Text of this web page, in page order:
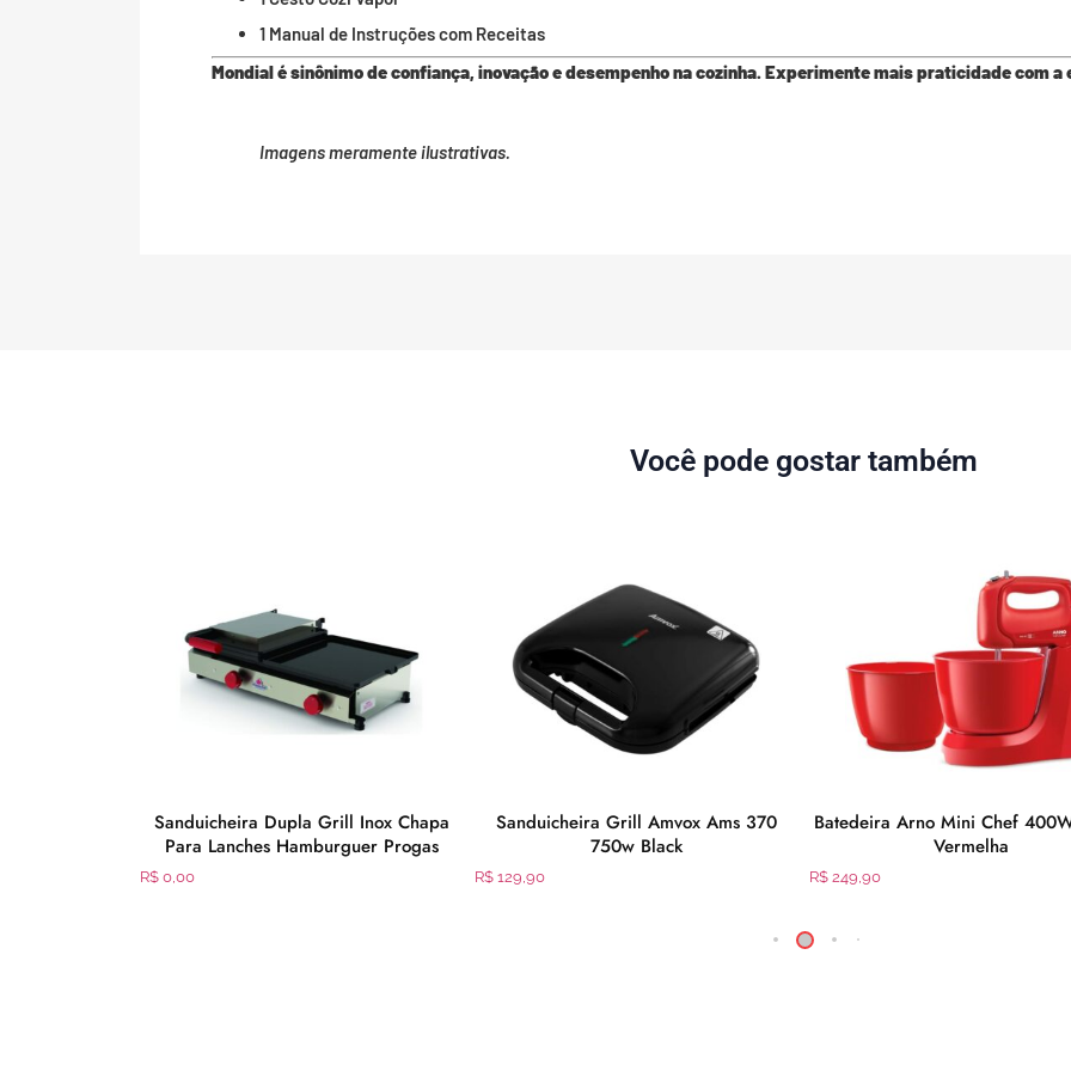
1 Manual de Instruções com Receitas
Mondial é sinônimo de confiança, inovação e desempenho na cozinha. Experimente mais praticidade com
Imagens meramente ilustrativas.
Você pode gostar também
Sanduicheira Dupla Grill Inox Chapa
Para Lanches Hamburguer Progas
R$ 0,00
Sanduicheira Grill Amvox Ams 370
750w Black
R$ 129,90
Batedeira Arno Mini Chef
Vermelha
R$ 249,90